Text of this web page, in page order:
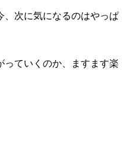
、次に気になるのはやっぱ
っていくのか、ますます楽